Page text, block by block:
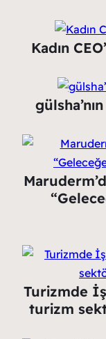
Kadın
Turizmde
turizm